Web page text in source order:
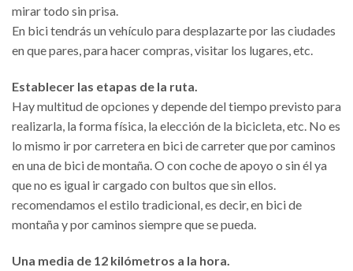
mirar todo sin prisa.
En bici tendrás un vehículo para desplazarte por las ciudades
en que pares, para hacer compras, visitar los lugares, etc.
Establecer las etapas de la ruta.
Hay multitud de opciones y depende del tiempo previsto para
realizarla, la forma física, la elección de la bicicleta, etc. No es
lo mismo ir por carretera en bici de carreter que por caminos
en una de bici de montaña. O con coche de apoyo o sin él ya
que no es igual ir cargado con bultos que sin ellos.
recomendamos el estilo tradicional, es decir, en bici de
montaña y por caminos siempre que se pueda.
Una media de 12 kilómetros a la hora.